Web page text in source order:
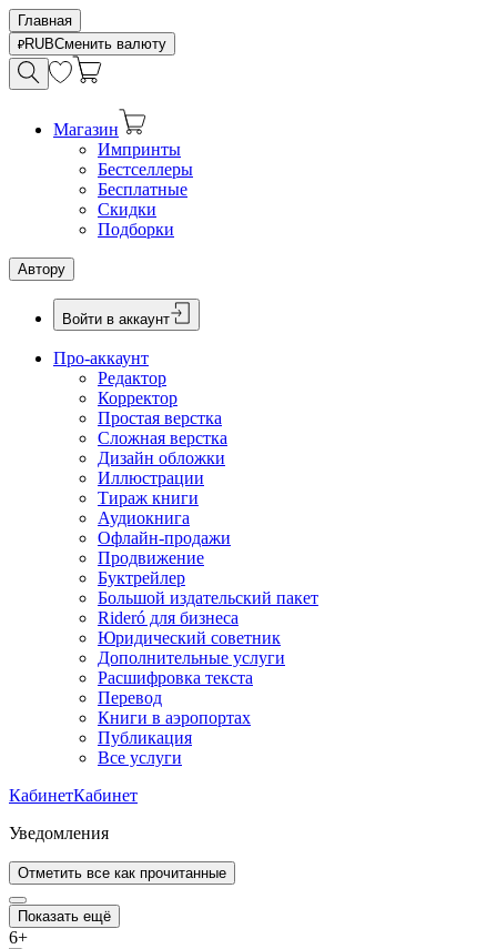
Главная
RUBСменить валюту
Магазин
Импринты
Бестселлеры
Бесплатные
Скидки
Подборки
Автору
Войти в аккаунт
Про-аккаунт
Редактор
Корректор
Простая верстка
Сложная верстка
Дизайн обложки
Иллюстрации
Тираж книги
Аудиокнига
Офлайн-продажи
Продвижение
Буктрейлер
Большой издательский пакет
Rideró для бизнеса
Юридический советник
Дополнительные услуги
Расшифровка текста
Перевод
Книги в аэропортах
Публикация
Все услуги
КабинетКабинет
Уведомления
Отметить все как прочитанные
Показать ещё
6+